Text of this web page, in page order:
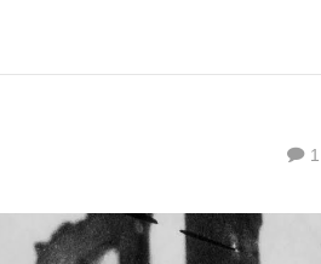
1